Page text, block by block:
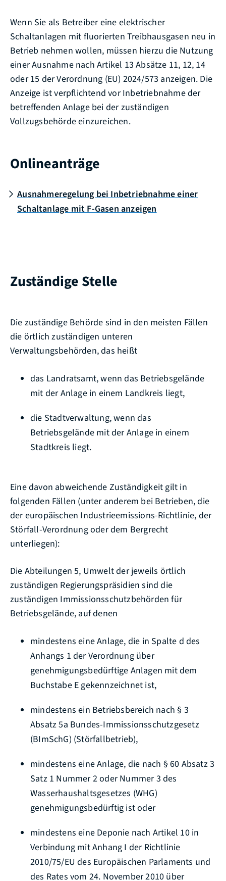
Wenn Sie als Betreiber eine elektrischer
Schaltanlagen mit fluorierten Treibhausgasen neu in
Betrieb nehmen wollen, müssen hierzu die Nutzung
einer Ausnahme nach Artikel 13 Absätze 11, 12, 14
oder 15 der Verordnung (EU) 2024/573 anzeigen. Die
Anzeige ist verpflichtend vor Inbetriebnahme der
betreffenden Anlage bei der zuständigen
Vollzugsbehörde einzureichen.
Onlineanträge
Ausnahmeregelung bei Inbetriebnahme einer
Schaltanlage mit F-Gasen anzeigen
Zuständige Stelle
Die zuständige Behörde sind in den meisten Fällen
die örtlich zuständigen unteren
Verwaltungsbehörden, das heißt
das Landratsamt, wenn das Betriebsgelände
mit der Anlage in einem Landkreis liegt,
die Stadtverwaltung, wenn das
Betriebsgelände mit der Anlage in einem
Stadtkreis liegt.
Eine davon abweichende Zuständigkeit gilt in
folgenden Fällen (unter anderem bei Betrieben, die
der europäischen Industrieemissions-Richtlinie, der
Störfall-Verordnung oder dem Bergrecht
unterliegen):
Die Abteilungen 5, Umwelt der jeweils örtlich
zuständigen Regierungspräsidien sind die
zuständigen Immissionsschutzbehörden für
Betriebsgelände, auf denen
mindestens eine Anlage, die in Spalte d des
Anhangs 1 der Verordnung über
genehmigungsbedürftige Anlagen mit dem
Buchstabe E gekennzeichnet ist,
mindestens ein Betriebsbereich nach § 3
Absatz 5a Bundes-Immissionsschutzgesetz
(BImSchG) (Störfallbetrieb),
mindestens eine Anlage, die nach § 60 Absatz 3
Satz 1 Nummer 2 oder Nummer 3 des
Wasserhaushaltsgesetzes (WHG)
genehmigungsbedürftig ist oder
mindestens eine Deponie nach Artikel 10 in
Verbindung mit Anhang I der Richtlinie
2010/75/EU des Europäischen Parlaments und
des Rates vom 24. November 2010 über